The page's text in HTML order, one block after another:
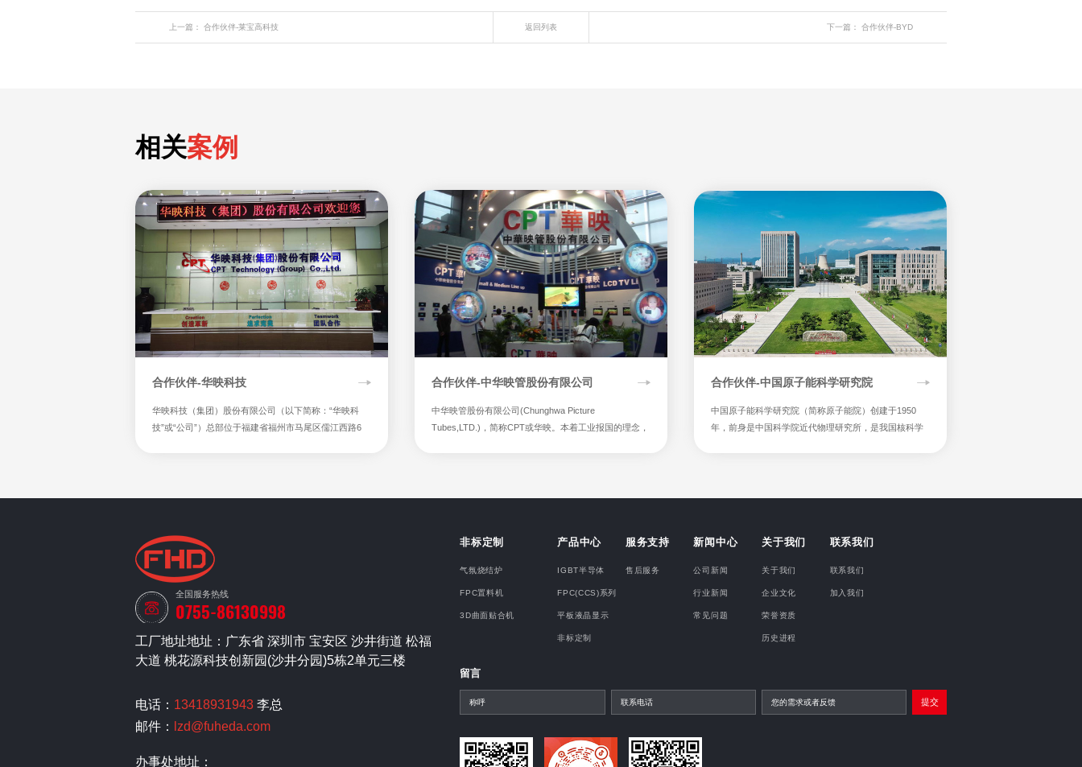
上一篇： 合作伙伴-莱宝高科技 返回列表 下一篇： 合作伙伴-BYD
相关案例
合作伙伴-华映科技
华映科技（集团）股份有限公司（以下简称：“华映科
技”或“公司”）总部位于福建省福州市马尾区儒江西路6
合作伙伴-中华映管股份有限公司
中华映管股份有限公司(Chunghwa Picture
Tubes,LTD.)，简称CPT或华映。本着工业报国的理念，
合作伙伴-中国原子能科学研究院
中国原子能科学研究院（简称原子能院）创建于1950
年，前身是中国科学院近代物理研究所，是我国核科学
全国服务热线
0755-86130998
工厂地址地址：广东省 深圳市 宝安区 沙井街道 松福
大道 桃花源科技创新园(沙井分园)5栋2单元三楼
电话： 13418931943 李总
邮件：
lzd@fuheda.com
办事处地址：
非标定制
气氛烧结炉
FPC置料机
3D曲面贴合机
产品中心
IGBT半导体
FPC(CCS)系列
平板液晶显示
非标定制
服务支持
售后服务
新闻中心
公司新闻
行业新闻
常见问题
关于我们
关于我们
企业文化
荣誉资质
历史进程
联系我们
联系我们
加入我们
留言
提交